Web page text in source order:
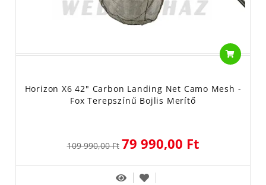
Horizon X6 42" Carbon Landing Net Camo Mesh -
Fox Terepszínű Bojlis Merítő
109 990,00 Ft 79 990,00 Ft